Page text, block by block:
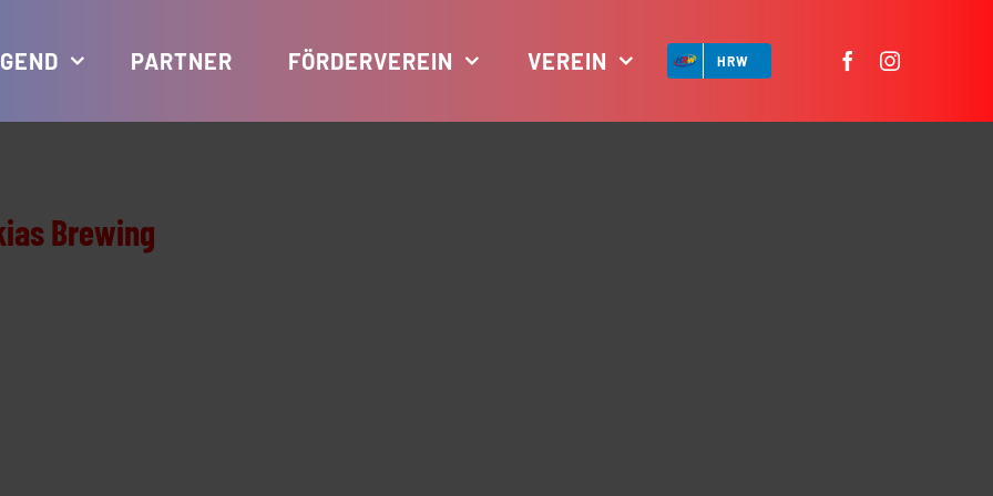
PARTNER FÖRDERVEREIN VEREIN HRW
Brewing